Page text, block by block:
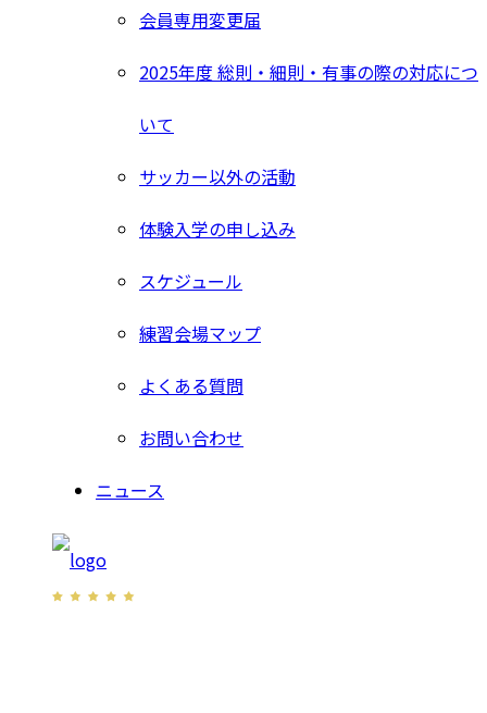
会員専用変更届
2025年度 総則・細則・有事の際の対応につ
いて
サッカー以外の活動
体験入学の申し込み
スケジュール
練習会場マップ
よくある質問
お問い合わせ
ニュース